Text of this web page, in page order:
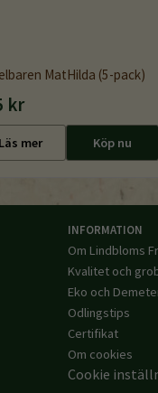
MatHilda (5-pack)
kr
Läs mer Köp nu
INFORMATION
Om Lindbloms
Kvalitet och
Eko och
Odlingstips
Certifikat
Om cookies
Cookie